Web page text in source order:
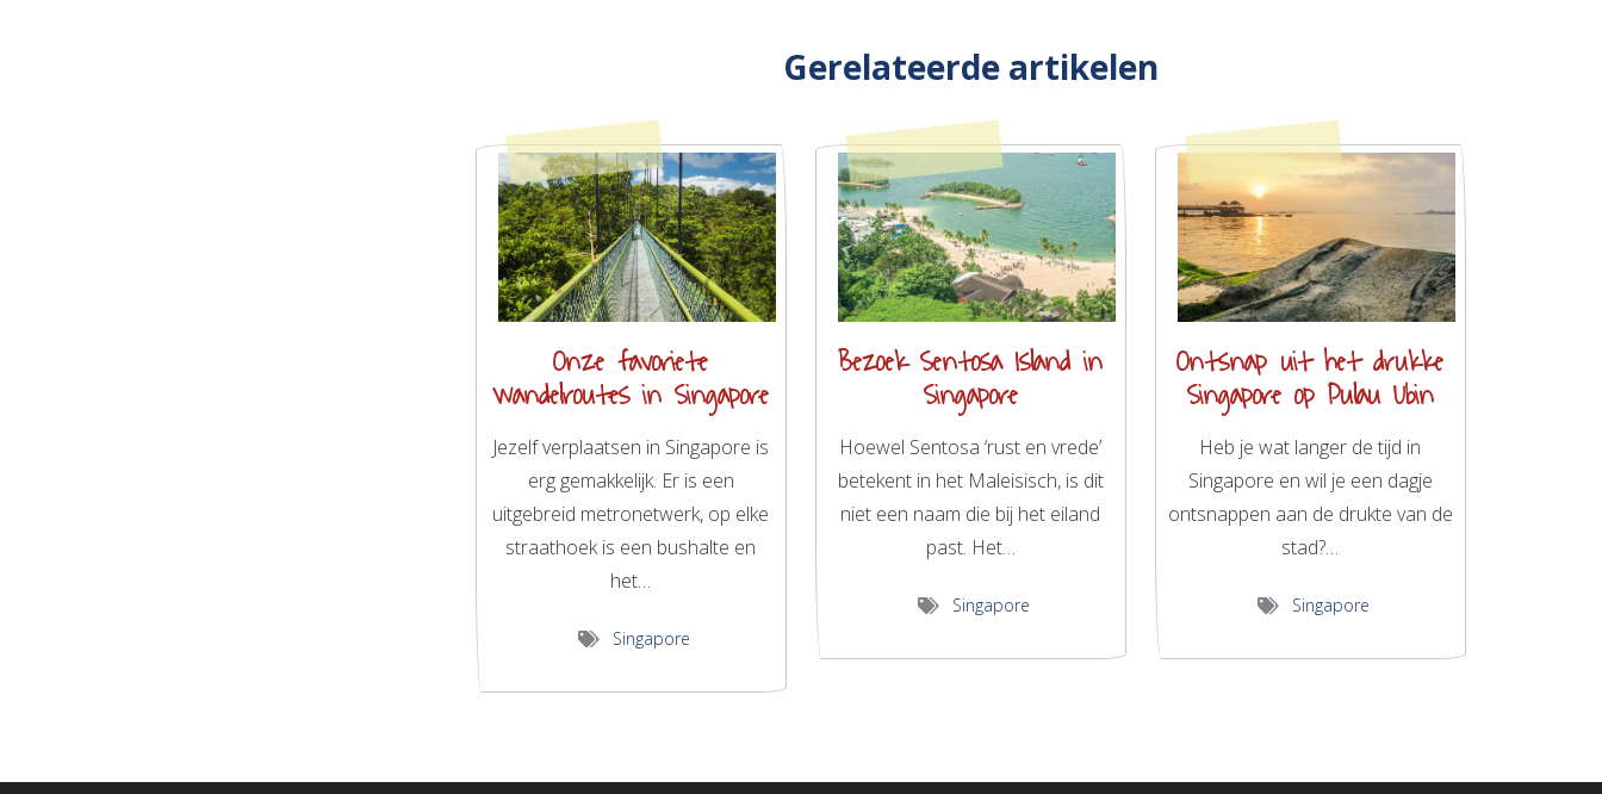
Gerelateerde artikelen
Onze favoriete
wandelroutes in Singapore
Jezelf verplaatsen in Singapore is
erg gemakkelijk. Er is een
uitgebreid metronetwerk, op elke
straathoek is een bushalte en
het…
Singapore
Bezoek Sentosa Island in
Singapore
Hoewel Sentosa ‘rust en vrede’
betekent in het Maleisisch, is dit
niet een naam die bij het eiland
past. Het…
Singapore
Ontsnap uit het drukke
Singapore op Pulau Ubin
Heb je wat langer de tijd in
Singapore en wil je een dagje
ontsnappen aan de drukte van de
stad?…
Singapore